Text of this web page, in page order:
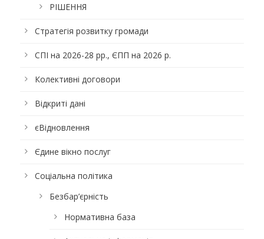
РІШЕННЯ
Стратегія розвитку громади
СПІ на 2026-28 рр., ЄПП на 2026 р.
Колективні договори
Відкриті дані
єВідновлення
Єдине вікно послуг
Соціальна політика
Безбар’єрність
Нормативна база